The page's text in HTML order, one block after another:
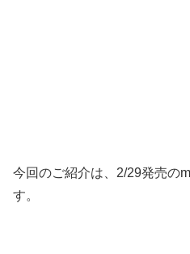
今回のご紹介は、2/29発売の
す。